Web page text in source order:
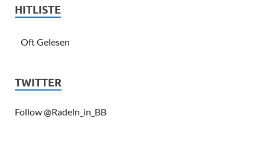
HITLISTE
Oft Gelesen
TWITTER
Follow @Radeln_in_BB